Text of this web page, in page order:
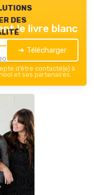
des
le livre blanc
➔ Télécharger
d’être contacté(e) à
et ses partenaires.